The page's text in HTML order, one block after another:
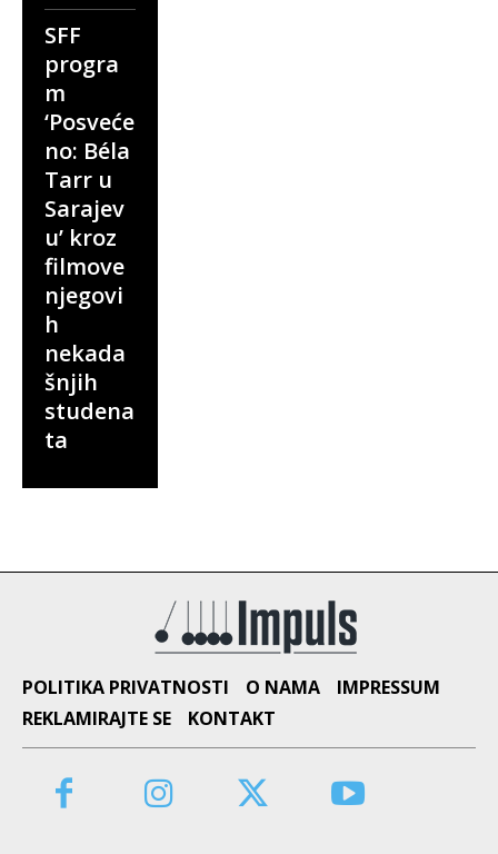
SFF
progra
m
‘Posveće
no: Béla
Tarr u
Sarajev
u’ kroz
filmove
njegovi
h
nekada
šnjih
studena
ta
POLITIKA PRIVATNOSTI O NAMA
IMPRESSUM
REKLAMIRAJTE SE
KONTAKT